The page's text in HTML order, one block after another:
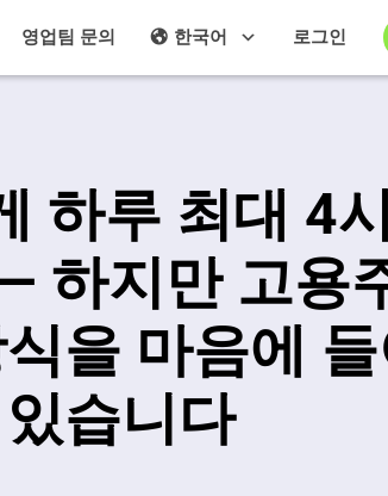
로그인
한국어
영업팀 문의
하루 최대 4
하지만 고용
을 마음에 들
습니다